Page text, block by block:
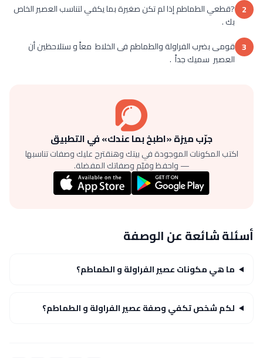
2 ?قطعي الطماطم إذا لم تكن صغيرة بما يكفي لتناسب العصير الخاص
بك .
3 قومى بضرب الفراولة والطماطم فى الخلاط معاً و ستلاحظين أن
العصير سميك جداً .
جرّب ميزة «اطبخ بما عندك» في التطبيق
اكتب المكونات الموجودة في بيتك وهنقترح عليك وصفات تناسبها
— واحفظ وقيّم وصفاتك المفضلة.
أسئلة شائعة عن الوصفة
ما هي مكونات عصير الفراولة و الطماطم؟
لكم شخص تكفي وصفة عصير الفراولة و الطماطم؟